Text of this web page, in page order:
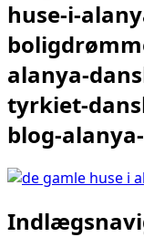
huse-i-
alanya-
tyrkiet-
blog-